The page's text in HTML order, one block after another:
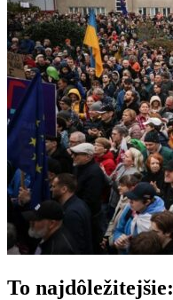
To najdôležitejšie: